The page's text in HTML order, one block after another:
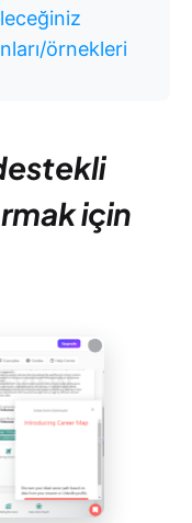
örnekleri
için